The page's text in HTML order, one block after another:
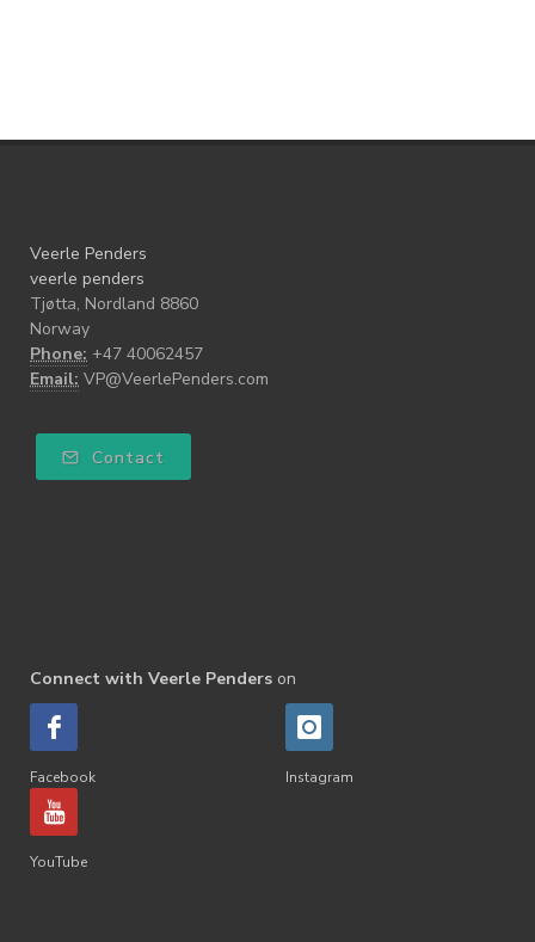
Veerle Penders
veerle penders
Tjøtta, Nordland 8860
Norway
Phone: +47 40062457
Email: VP@VeerlePenders.com
Contact
Connect with Veerle Penders on
Facebook Instagram
YouTube